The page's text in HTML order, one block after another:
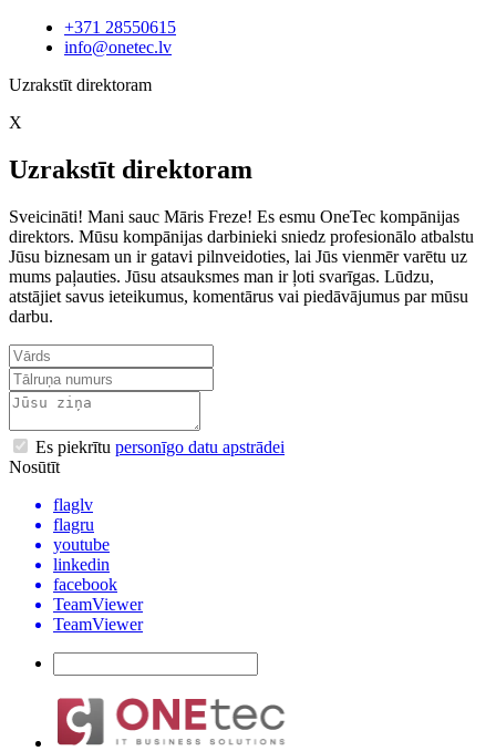
+371 28550615
info@onetec.lv
Uzrakstīt direktoram
X
Uzrakstīt direktoram
Sveicināti! Mani sauc Māris Freze! Es esmu OneTec kompānijas
direktors. Mūsu kompānijas darbinieki sniedz profesionālo atbalstu
Jūsu biznesam un ir gatavi pilnveidoties, lai Jūs vienmēr varētu uz
mums paļauties. Jūsu atsauksmes man ir ļoti svarīgas. Lūdzu,
atstājiet savus ieteikumus, komentārus vai piedāvājumus par mūsu
darbu.
Es piekrītu personīgo datu apstrādei
Nosūtīt
flaglv
flagru
youtube
linkedin
facebook
TeamViewer
TeamViewer